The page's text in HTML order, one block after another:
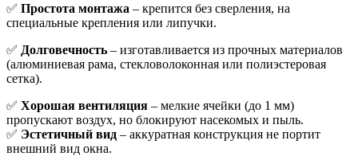
✅ Простота монтажа – крепится без сверления, на
специальные крепления или липучки.
✅ Долговечность – изготавливается из прочных материалов
(алюминиевая рама, стекловолоконная или полиэстеровая
сетка).
✅ Хорошая вентиляция – мелкие ячейки (до 1 мм)
пропускают воздух, но блокируют насекомых и пыль.
✅ Эстетичный вид – аккуратная конструкция не портит
внешний вид окна.